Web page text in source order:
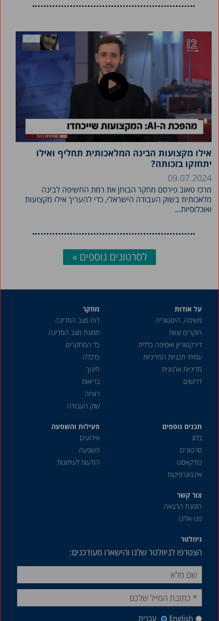
אילו מקצועות הבינה המלאכותית תחליף ואילו
יתחזקו בזכותה?
09.07.2024
מרכז טאוב פירסם מחקר הבוחן את רמת החשיפה לבינה
מלאכותית בשוק העבודה הישראלי, כדי להעריך אילו מקצועות
ואוכלוסיות...
לסרטונים נוספים »
על אודות
משימה, היסטוריה
חוקרים וצוות
דירקטוריון ואסיפה כללית
עמיתי תכניות המדיניות
מדיניות ארגונית
דרושים
מחקר
דוח מצב המדינה
תמונת מצב המדינה
כל המחקרים
כלכלה
חינוך
בריאות
רווחה
שוק העבודה
תכנים נוספים
בלוג
סרטונים
פודקאסט
אינפוגרפיקות
פעילות והשפעה
אירועים
השפעה
הודעות לעיתונות
צור קשר
הזמנת הרצאה
פנו אלינו
ניוזלטר
הצטרפו לניוזלטר שלנו והישארו מעודכנים:
English עברית